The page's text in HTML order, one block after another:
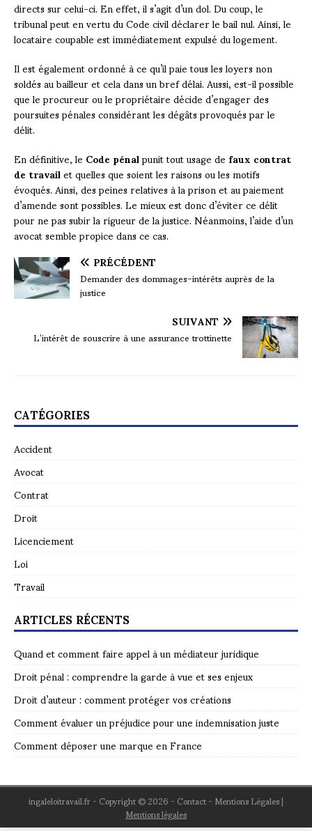
directs sur celui-ci. En effet, il s’agit d’un dol. Du coup, le
tribunal peut en vertu du Code civil déclarer le bail nul. Ainsi, le
locataire coupable est immédiatement expulsé du logement.
Il est également ordonné à ce qu’il paie tous les loyers non
soldés au bailleur et cela dans un bref délai. Aussi, est-il possible
que le procureur ou le propriétaire décide d’engager des
poursuites pénales considérant les dégâts provoqués par le
délit.
En définitive, leCode pénalpunit tout usage defaux contrat
de travailet quelles que soient les raisons ou les motifs
évoqués. Ainsi, des peines relatives à la prison et au paiement
d’amende sont possibles. Le mieux est donc d’éviter ce délit
pour ne pas subir la rigueur de la justice. Néanmoins, l’aide d’un
avocat semble propice dans ce cas.
PRÉCÉDENT
Demander des dommages-intérêts auprès de la
justice
SUIVANT
L’intérêt de souscrire à une assurance trottinette
CATÉGORIES
Accident
Avocat
Contrat
Droit
Licenciement
Loi
Travail
ARTICLES RÉCENTS
Quand et comment faire appel à un médiateur juridique
Droit pénal : comprendre la garde à vue et ses enjeux
Droit d’auteur : comment protéger vos créations
Comment évaluer un préjudice pour une indemnisation juste
Comment déposer une marque en France
ingaleloitravail.fr - Copyright © 2026 - Contact - Mentions Légales|
Mentions légales